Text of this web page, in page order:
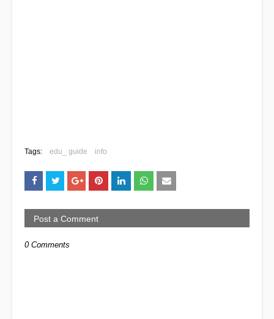
Tags: edu_ guide info
Post a Comment
0 Comments